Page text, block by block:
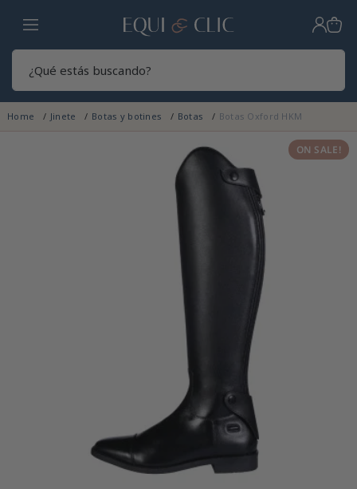
Hogar
Home Jinete Botas y botines Botas Botas Oxford HKM
ON SALE!